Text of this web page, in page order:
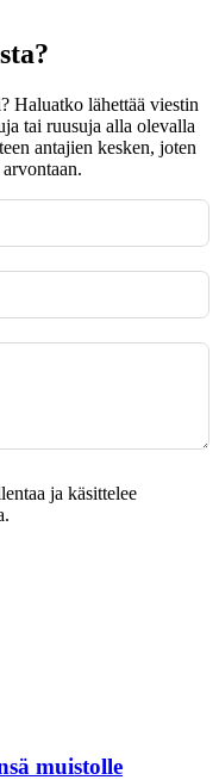
Haluatko lähettää viestin
tai ruusuja alla olevalla
antajien kesken, joten
ja käsittelee
muistolle